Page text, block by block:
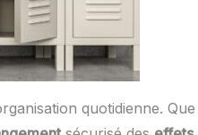
quotidienne.